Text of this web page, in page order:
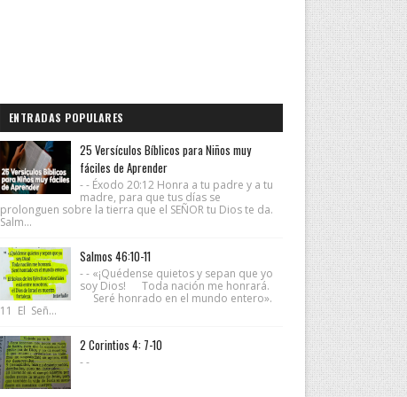
ENTRADAS POPULARES
25 Versículos Bíblicos para Niños muy
fáciles de Aprender
- - Éxodo 20:12 Honra a tu padre y a tu
madre, para que tus días se
prolonguen sobre la tierra que el SEÑOR tu Dios te da.
Salm...
Salmos 46:10-11
- - «¡Quédense quietos y sepan que yo
soy Dios! Toda nación me honrará.
Seré honrado en el mundo entero».
11 El Señ...
2 Corintios 4: 7-10
- -